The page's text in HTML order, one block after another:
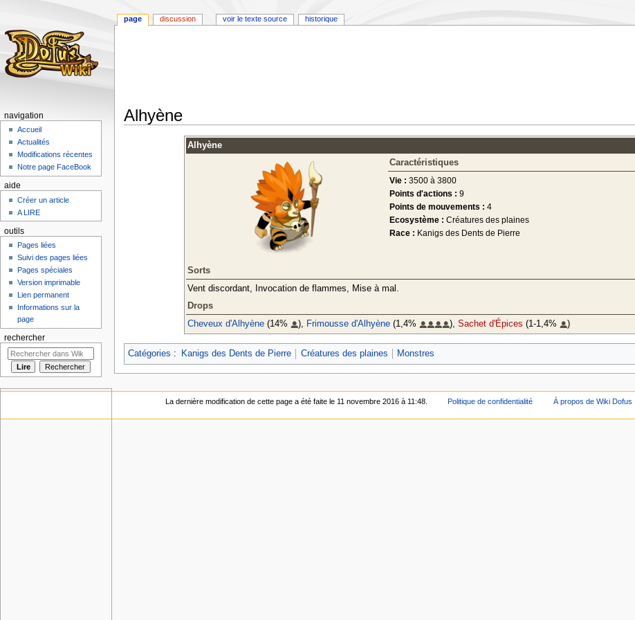
Alhyène
Alhyène
Caractéristiques
Vie : 3500 à 3800
Points d'actions : 9
Points de mouvements : 4
Ecosystème : Créatures des plaines
Race : Kanigs des Dents de Pierre
Sorts
Vent discordant, Invocation de flammes, Mise à mal.
Drops
Cheveux d'Alhyène(14% ), Frimousse d'Alhyène(1,4% ), Sachet d'Épices (1-1,4% )
Catégories : Kanigs des Dents de Pierre Créatures des plaines Monstres
page discussion voir le texte source historique
navigation
Accueil
Actualités
Modifications récentes
Notre page FaceBook
aide
Créer un article
A LIRE
outils
Pages liées
Suivi des pages liées
Pages spéciales
Version imprimable
Lien permanent
Informations sur la
page
rechercher
La dernière modification de cette page a été faite le 11 novembre 2016 à 11:48. Politique de confidentialité À propos de Wiki Dofus